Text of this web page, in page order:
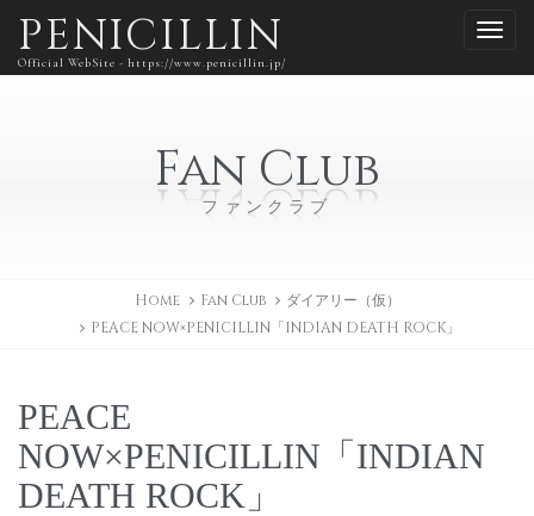
PENICILLIN
Official WebSite - https://www.penicillin.jp/
Fan Club
ファンクラブ
Home Fan Club
ダイアリー（仮）
PEACE NOW×PENICILLIN「INDIAN DEATH ROCK」
PEACE
NOW×PENICILLIN「INDIAN
DEATH ROCK」